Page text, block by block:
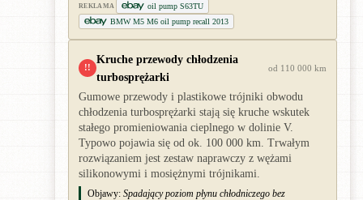
REKLAMA
oil pump S63TU
BMW M5 M6 oil pump recall 2013
!!
Kruche przewody chłodzenia
turbosprężarki
od 110 000 km
Gumowe przewody i plastikowe trójniki obwodu
chłodzenia turbosprężarki stają się kruche wskutek
stałego promieniowania cieplnego w dolinie V.
Typowo pojawia się od ok. 100 000 km. Trwałym
rozwiązaniem jest zestaw naprawczy z wężami
silikonowymi i mosiężnymi trójnikami.
Objawy: Spadający poziom płynu chłodniczego bez